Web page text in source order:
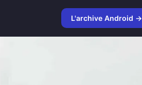
L'archive Android →